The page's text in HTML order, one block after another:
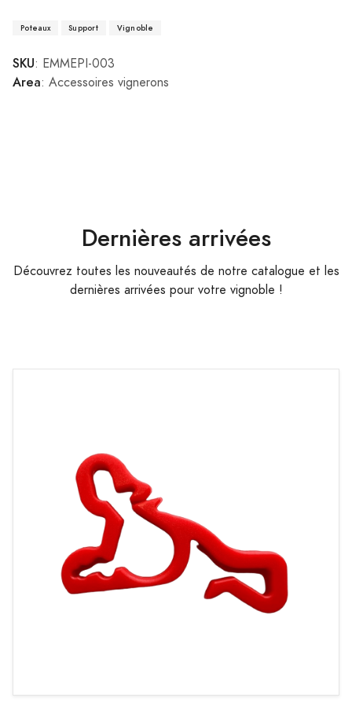
Poteaux Support Vignoble
SKU: EMMEPI-003
Area: Accessoires vignerons
Dernières arrivées
Découvrez toutes les nouveautés de notre catalogue et les
dernières arrivées pour votre vignoble !